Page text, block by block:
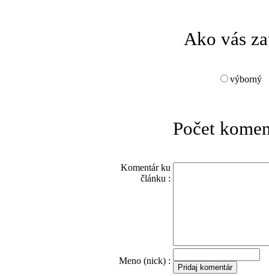
Ako vás
výborný
Počet
Komentár ku
článku :
Meno (nick) :